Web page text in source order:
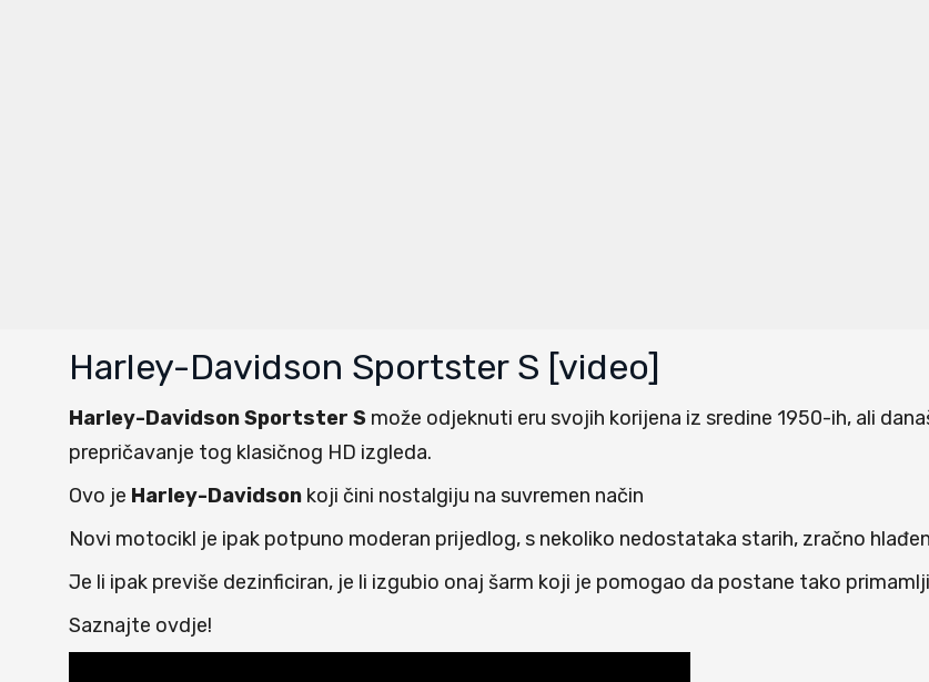
Harley-Davidson Sportster S [video]
Harley-Davidson Sportster S može odjeknuti eru svojih korijena iz sredine 1950-ih, ali
prepričavanje tog klasičnog HD izgleda.
Ovo je Harley-Davidson koji čini nostalgiju na suvremen način
Novi motocikl je ipak potpuno moderan prijedlog, s nekoliko nedostataka starih, zračno
Je li ipak previše dezinficiran, je li izgubio onaj šarm koji je pomogao da postane tako
Saznajte ovdje!